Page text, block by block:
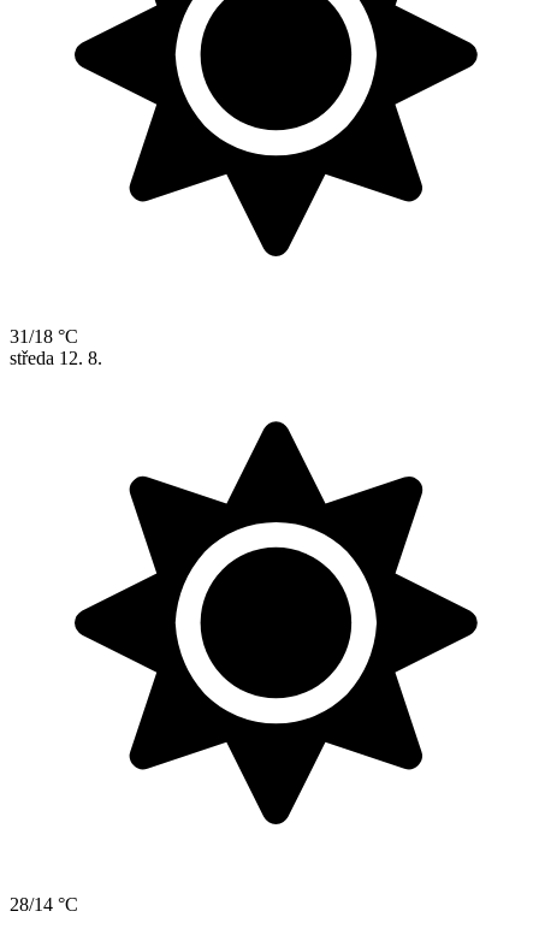
31/18 °C
středa 12. 8.
28/14 °C